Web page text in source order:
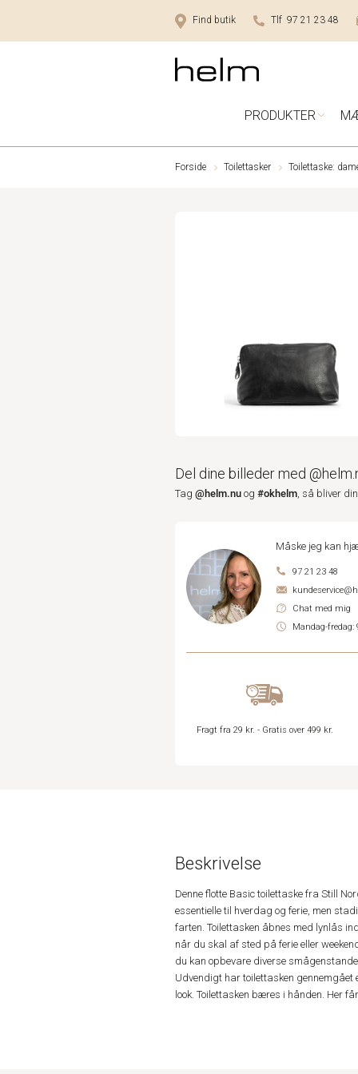
Find butik Tlf 97 21 23 48
PRODUKTER
Forside Toilettasker Toilettaske:
Del dine billeder med
Tag @helm.nu og #okhelm , så bliver
Måske jeg kan
97 21 23 48
Chat med mig
Mandag-fredag:
Fragt fra 29 kr. - Gratis over 499 kr.
Beskrivelse
Denne flotte Basic toilettaske fra Still
essentielle til hverdag og ferie, men
farten. Toilettasken åbnes med lynlås
når du skal af sted på ferie eller
du kan opbevare diverse
Udvendigt har toilettasken
look. Toilettasken bæres i hånden. Her